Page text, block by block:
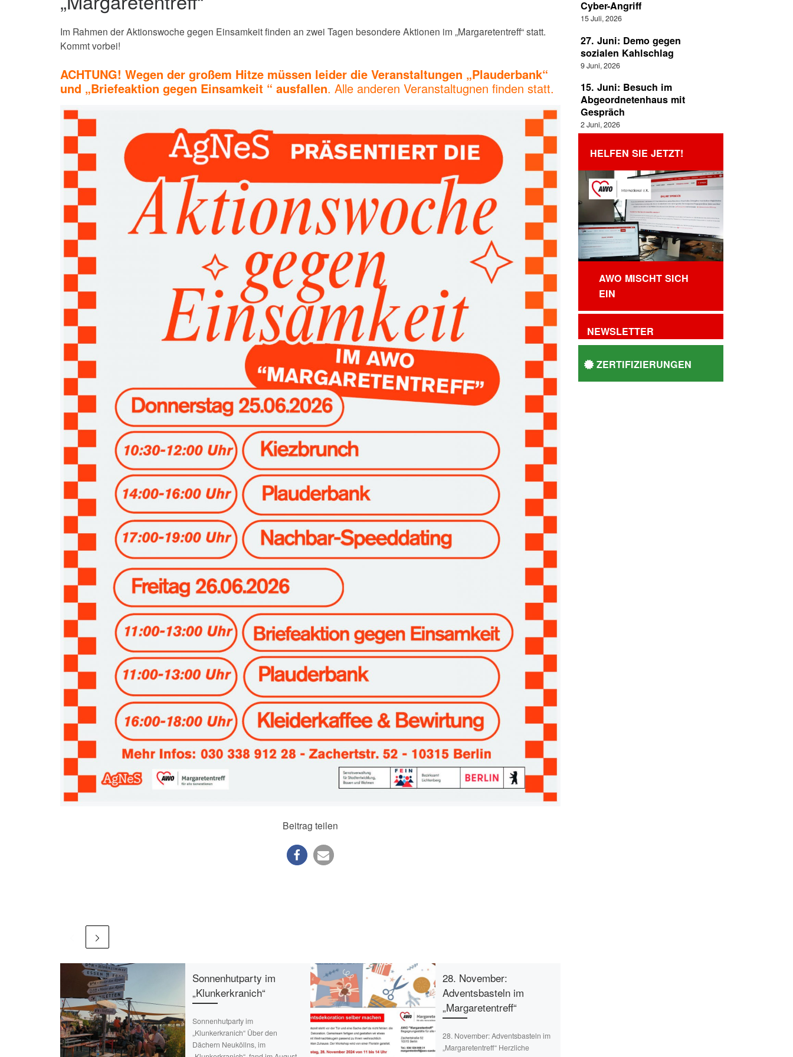
Im Rahmen der Aktionswoche gegen Einsamkeit finden an zwei Tagen besondere Aktionen im „Margaretentreff“ statt.
Kommt vorbei!
ACHTUNG! Wegen der großem Hitze müssen leider die Veranstaltungen „Plauderbank“
und „Briefeaktion gegen Einsamkeit “ ausfallen. Alle anderen Veranstaltugnen finden statt.
Beitrag teilen
Sonnenhutparty im
„Klunkerkranich“
Sonnenhutparty im
„Klunkerkranich“ Über den
Dächern Neuköllns, im
28. November:
Adventsbasteln im
„Margaretentreff“
28. November: Adventsbasteln im
„Margaretentreff“ Herzliche
Cyber-Angriff
15 Juli, 2026
27. Juni: Demo gegen
sozialen Kahlschlag
9 Juni, 2026
15. Juni: Besuch im
Abgeordnetenhaus mit
Gespräch
2 Juni, 2026
HELFEN SIE JETZT!
AWO MISCHT SICH
EIN
NEWSLETTER
ZERTIFIZIERUNGEN